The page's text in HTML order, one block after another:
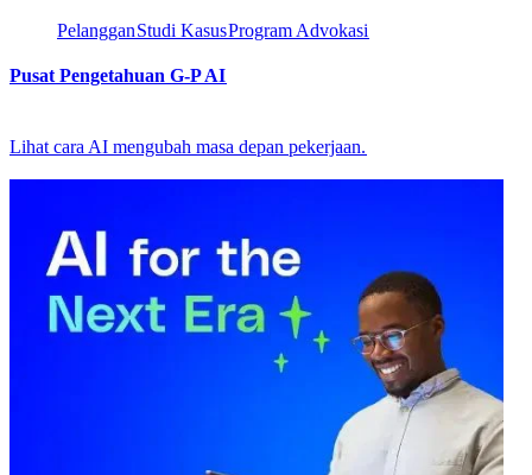
Pelanggan​​Studi Kasus​​Program Advokasi​​
Pusat Pengetahuan G-P AI​​
Lihat cara AI mengubah masa depan pekerjaan.​​